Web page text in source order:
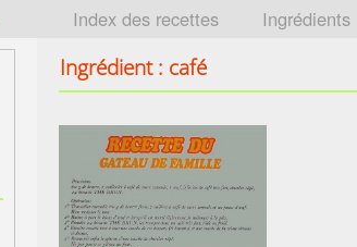
Index des recettes Ingrédients
Ingrédient : café